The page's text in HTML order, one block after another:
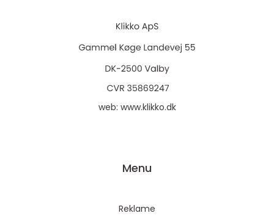
web: www.klikko.dk
Menu
Reklame